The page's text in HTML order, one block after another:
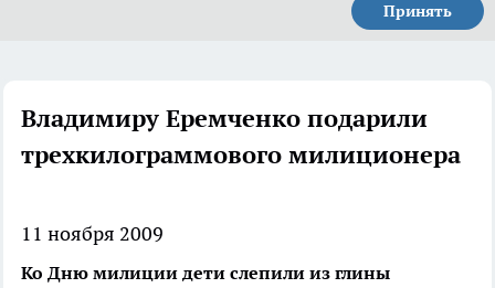
Принять
Владимиру Еремченко подарили
трехкилограммового милиционера
11 ноября 2009
Ко Дню милиции дети слепили из глины